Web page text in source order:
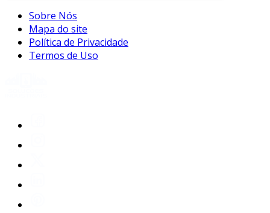
Sobre Nós
Mapa do site
Política de Privacidade
Termos de Uso